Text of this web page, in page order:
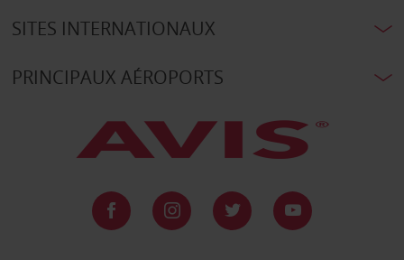
SITES INTERNATIONAUX
PRINCIPAUX AÉROPORTS